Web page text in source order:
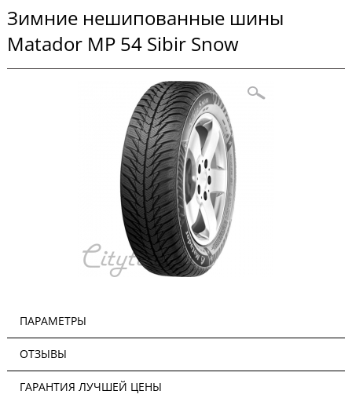
Зимние нешипованные шины
Matador MP 54 Sibir Snow
ПАРАМЕТРЫ
ОТЗЫВЫ
ГАРАНТИЯ ЛУЧШЕЙ ЦЕНЫ